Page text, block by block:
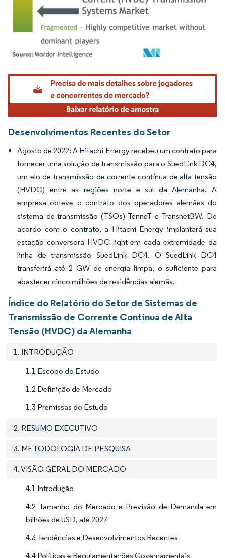
Imagem © Mordor Intelligence. O reuso requer atribuição conforme CC BY 4.0.
Desenvolvimentos Recentes do Setor
Agosto de 2022: A Hitachi Energy recebeu um contrato para
fornecer uma solução de transmissão para o SuedLink DC4,
um elo de transmissão de corrente contínua de alta tensão
(HVDC) entre as regiões norte e sul da Alemanha. A
empresa obteve o contrato dos operadores alemães do
sistema de transmissão (TSOs) TenneT e TransnetBW. De
acordo com o contrato, a Hitachi Energy implantará sua
estação conversora HVDC light em cada extremidade da
linha de transmissão SuedLink DC4. O SuedLink DC4
transferirá até 2 GW de energia limpa, o suficiente para
abastecer cinco milhões de residências alemãs.
Índice do Relatório do Setor de Sistemas de
Transmissão de Corrente Contínua de Alta
Tensão (HVDC) da Alemanha
1. INTRODUÇÃO
1.1 Escopo do Estudo
1.2 Definição de Mercado
1.3 Premissas do Estudo
2. RESUMO EXECUTIVO
3. METODOLOGIA DE PESQUISA
4. VISÃO GERAL DO MERCADO
4.1 Introdução
4.2 Tamanho do Mercado e Previsão de Demanda em
bilhões de USD, até 2027
4.3 Tendências e Desenvolvimentos Recentes
4.4 Políticas e Regulamentações Governamentais